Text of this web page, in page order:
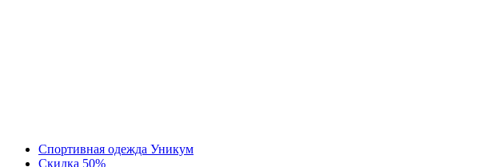
Спортивная одежда Уникум
Скидка 50%